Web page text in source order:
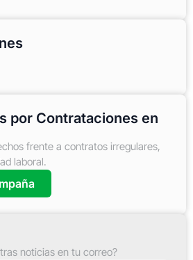
por Contrataciones en
frente a contratos irregulares,
laboral.
noticias en tu correo?